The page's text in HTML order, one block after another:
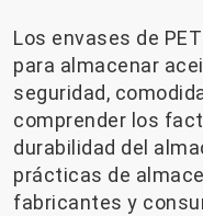
Los envases de
para almacenar
seguridad,
comprender los
durabilidad del
prácticas de
fabricantes y